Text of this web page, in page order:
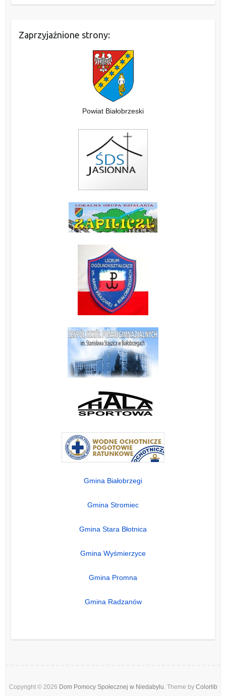
Zaprzyjaźnione strony:
Powiat Białobrzeski
Gmina Białobrzegi
Gmina Stromiec
Gmina Stara Błotnica
Gmina Wyśmierzyce
Gmina Promna
Gmina Radzanów
Copyright © 2026 Dom Pomocy Społecznej w Niedabylu . Theme by Colorlib